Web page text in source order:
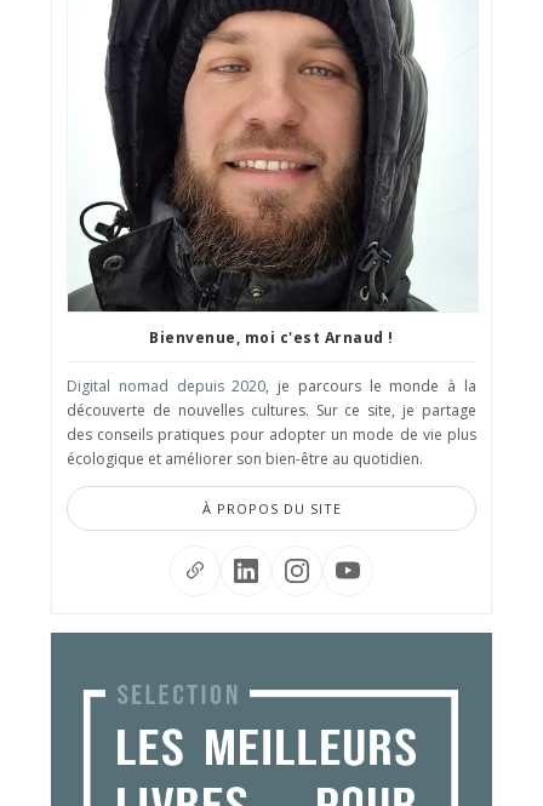
Bienvenue, moi c'est Arnaud !
Digital nomad depuis 2020, je parcours le monde à la
découverte de nouvelles cultures. Sur ce site, je partage
des conseils pratiques pour adopter un mode de vie plus
écologique et améliorer son bien-être au quotidien.
À PROPOS DU SITE